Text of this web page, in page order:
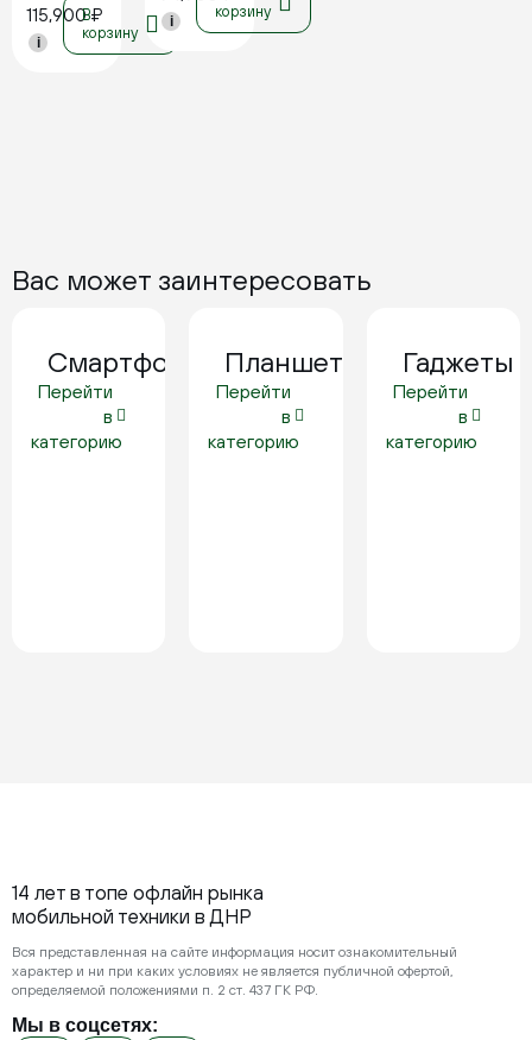
115,900₽
i
В
корзину
i
корзину
Вас может заинтересовать
Смартфоны
Перейти
в
категорию
Планшеты
Перейти
в
категорию
Гаджеты
Перейти
в
категорию
14 лет в топе офлайн рынка
мобильной техники в ДНР
Вся представленная на сайте информация носит ознакомительный
характер и ни при каких условиях не является публичной офертой,
определяемой положениями п. 2 ст. 437 ГК РФ.
Мы в соцсетях: